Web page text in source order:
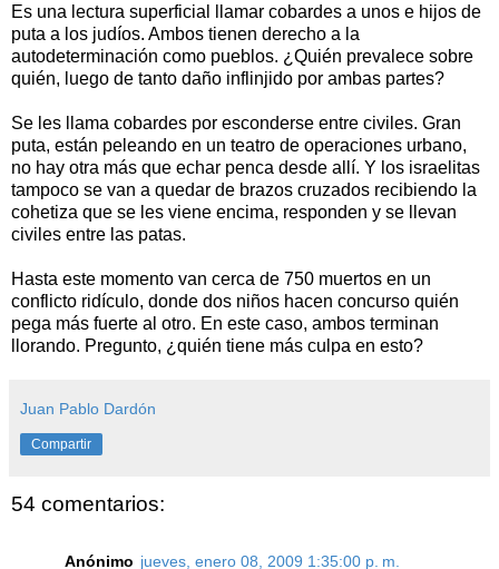
Es una lectura superficial llamar cobardes a unos e hijos de
puta a los judíos. Ambos tienen derecho a la
autodeterminación como pueblos. ¿Quién prevalece sobre
quién, luego de tanto daño inflinjido por ambas partes?
Se les llama cobardes por esconderse entre civiles. Gran
puta, están peleando en un teatro de operaciones urbano,
no hay otra más que echar penca desde allí. Y los israelitas
tampoco se van a quedar de brazos cruzados recibiendo la
cohetiza que se les viene encima, responden y se llevan
civiles entre las patas.
Hasta este momento van cerca de 750 muertos en un
conflicto ridículo, donde dos niños hacen concurso quién
pega más fuerte al otro. En este caso, ambos terminan
llorando. Pregunto, ¿quién tiene más culpa en esto?
Juan Pablo Dardón
Compartir
54 comentarios:
Anónimo jueves, enero 08, 2009 1:35:00 p. m.